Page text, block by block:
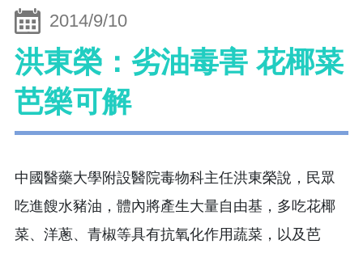
2014/9/10
洪東榮：劣油毒害 花椰菜
芭樂可解
中國醫藥大學附設醫院毒物科主任洪東榮說，民眾
吃進餿水豬油，體內將產生大量自由基，多吃花椰
菜、洋蔥、青椒等具有抗氧化作用蔬菜，以及芭